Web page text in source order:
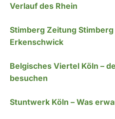
Verlauf des Rhein
Stimberg Zeitung
Erkenschwick
Belgisches Viertel Köln –
besuchen
Stuntwerk Köln – Was